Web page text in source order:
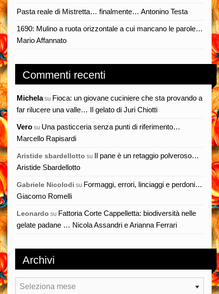
Pasta reale di Mistretta… finalmente… Antonino Testa
1690: Mulino a ruota orizzontale a cui mancano le parole…
Mario Affannato
Commenti recenti
Michelasu Fioca: un giovane cuciniere che sta provando a
far rilucere una valle… Il gelato di Juri Chiotti
Vero su Una pasticceria senza punti di riferimento…
Marcello Rapisardi
Aristide sbardellotto su Il pane è un retaggio polveroso…
Aristide Sbardellotto
Gabriele Nicolodi su Formaggi, errori, linciaggi e perdoni…
Giacomo Romelli
Leonardo su Fattoria Corte Cappelletta: biodiversità nelle
gelate padane … Nicola Assandri e Arianna Ferrari
Archivi
Archivi